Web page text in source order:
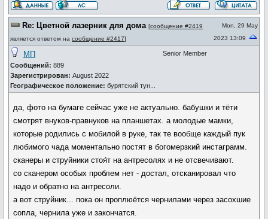
Re: Цветной лазерник для дома [сообщение #2419
является ответом на сообщение #2417]
Mon, 29 May
2023 13:09
МП
Сообщений: 889
Зарегистрирован: August 2022
Географическое положение: бурятский тун...
Senior Member
да, фото на бумаге сейчас уже не актуально. бабушки и тёти
смотрят внуков-правнуков на планшетах. а молодые мамки,
которые родились с мобилой в руке, так те вообще каждый пук
любимого чада моментально постят в богомерзкий инстаграмм.
сканеры и струйники стоя́т на антресолях и не отсвечивают.
со сканером особых проблем нет - достал, отсканировал что
надо и обратно на антресоли.
а вот струйник... пока он проплюётся чернилами через засохшие
сопла, чернила уже и закончатся.